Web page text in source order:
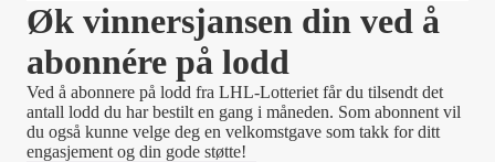
Øk vinnersjansen din ved å
abonnére på lodd
Ved å abonnere på lodd fra LHL-Lotteriet får du tilsendt det
antall lodd du har bestilt en gang i måneden. Som abonnent vil
du også kunne velge deg en velkomstgave som takk for ditt
engasjement og din gode støtte!